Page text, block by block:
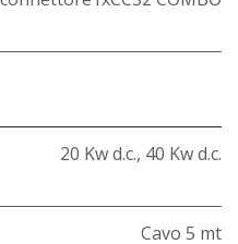
20 Kw d.c., 40 Kw d.c.
Cavo 5 mt